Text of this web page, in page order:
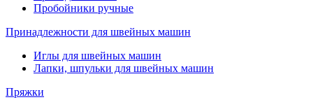
Пробойники ручные
Принадлежности для швейных машин
Иглы для швейных машин
Лапки, шпульки для швейных машин
Пряжки